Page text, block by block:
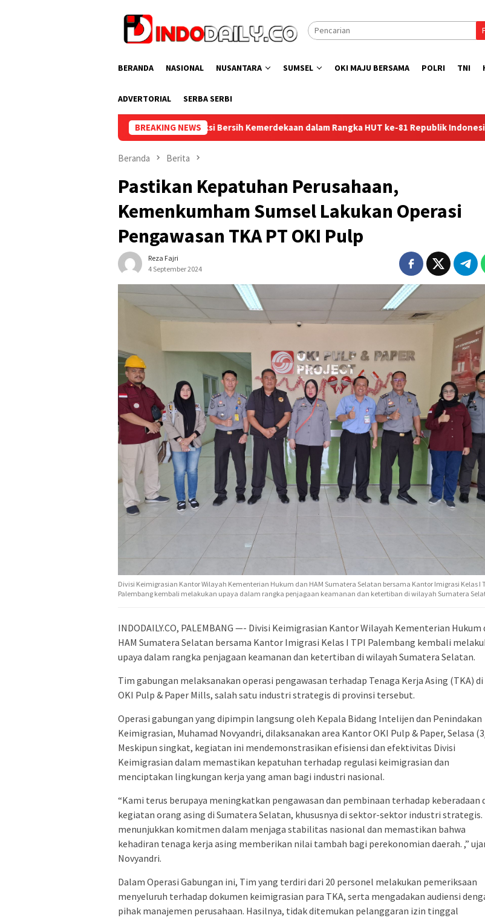
BERANDA NASIONAL NUSANTARA SUMSEL OKI MAJU BERSAMA POLRI TNI
ADVERTORIAL SERBA SERBI
BREAKING NEWS
Enim Ikuti Aksi Bersih Kemerdekaan dalam Rangka HUT ke-81 Republik Indonesia Lapas Perempuan
Beranda Berita
Pastikan Kepatuhan Perusahaan,
Kemenkumham Sumsel Lakukan Operasi
Pengawasan TKA PT OKI Pulp
Reza Fajri
4 September 2024
Divisi Keimigrasian Kantor Wilayah Kementerian Hukum dan HAM Sumatera Selatan bersama Kantor Imigrasi Kelas I
Palembang kembali melakukan upaya dalam rangka penjagaan keamanan dan ketertiban di wilayah Sumatera
INDODAILY.CO, PALEMBANG —- Divisi Keimigrasian Kantor Wilayah Kementerian Hukum
HAM Sumatera Selatan bersama Kantor Imigrasi Kelas I TPI Palembang kembali
upaya dalam rangka penjagaan keamanan dan ketertiban di wilayah Sumatera Selatan.
Tim gabungan melaksanakan operasi pengawasan terhadap Tenaga Kerja Asing (TKA) di
OKI Pulp & Paper Mills, salah satu industri strategis di provinsi tersebut.
Operasi gabungan yang dipimpin langsung oleh Kepala Bidang Intelijen dan Penindakan
Keimigrasian, Muhamad Novyandri, dilaksanakan area Kantor OKI Pulp & Paper, Selasa
Meskipun singkat, kegiatan ini mendemonstrasikan efisiensi dan efektivitas Divisi
Keimigrasian dalam memastikan kepatuhan terhadap regulasi keimigrasian dan
menciptakan lingkungan kerja yang aman bagi industri nasional.
“Kami terus berupaya meningkatkan pengawasan dan pembinaan terhadap keberadaan
kegiatan orang asing di Sumatera Selatan, khususnya di sektor-sektor industri strategis.
menunjukkan komitmen dalam menjaga stabilitas nasional dan memastikan bahwa
kehadiran tenaga kerja asing memberikan nilai tambah bagi perekonomian daerah. ,”
Novyandri.
Dalam Operasi Gabungan ini, Tim yang terdiri dari 20 personel melakukan pemeriksaan
menyeluruh terhadap dokumen keimigrasian para TKA, serta mengadakan audiensi
pihak manajemen perusahaan. Hasilnya, tidak ditemukan pelanggaran izin tinggal